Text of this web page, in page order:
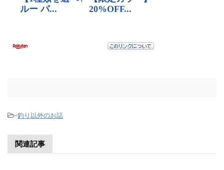
-釣り以外のお話
関連記事